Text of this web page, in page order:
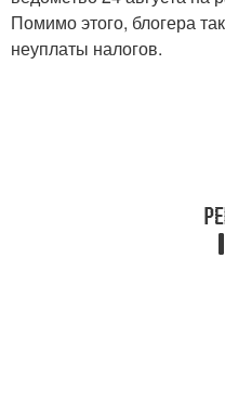
Помимо этого, блогера
неуплаты налогов.